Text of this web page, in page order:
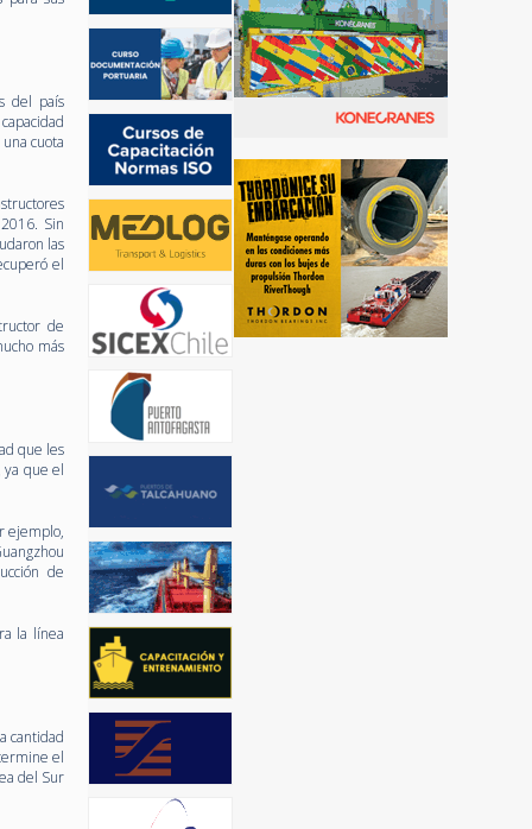
del país
cuota
Sin
las
el
de
más
que les
ya que el
ejemplo,
de
la línea
cantidad
el
del Sur